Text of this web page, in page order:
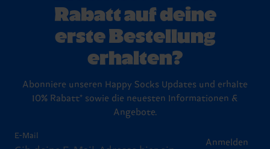
Rabatt auf deine
erste Bestellung
erhalten?
Abonniere unseren Happy Socks Updates und erhalte
10% Rabatt* sowie die neuesten Informationen &
Angebote.
E-Mail
Anmelden